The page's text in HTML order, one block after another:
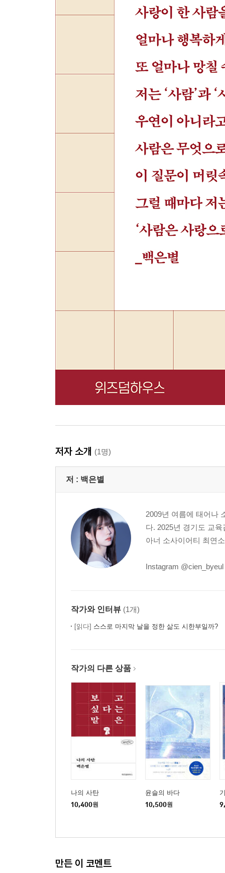
저자 소개 (1명)
저 : 백은별
2009년 여름에 태어나
다. 2025년 경기도 교
아너 소사이어티 최연
Instagram @cien_byeul
작가와 인터뷰 (1개)
[읽다] 스스로 마지막 날을 정한 삶도 시한부일까?
작가의 다른 상품
나의 사탄
10,400원
윤슬의 바다
10,500원
만든 이 코멘트